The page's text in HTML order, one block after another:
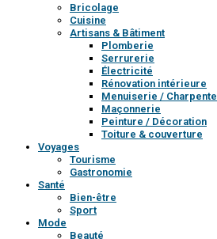
Bricolage
Cuisine
Artisans & Bâtiment
Plomberie
Serrurerie
Électricité
Rénovation intérieure
Menuiserie / Charpente
Maçonnerie
Peinture / Décoration
Toiture & couverture
Voyages
Tourisme
Gastronomie
Santé
Bien-être
Sport
Mode
Beauté